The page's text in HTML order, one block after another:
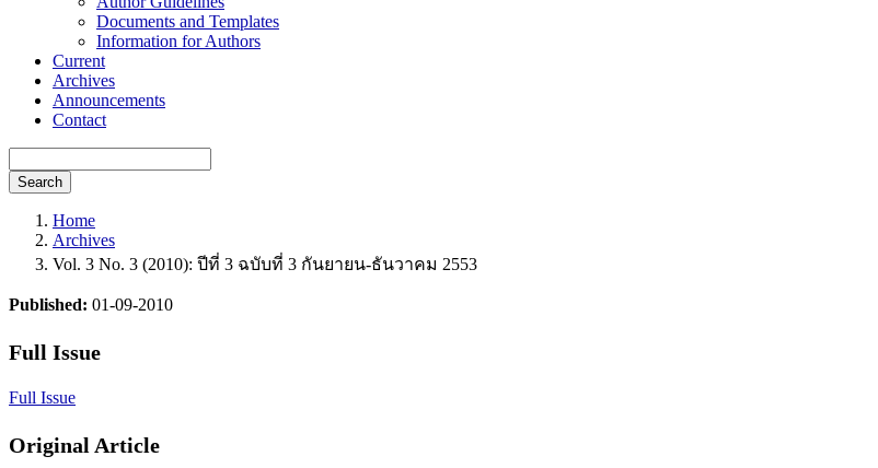
Documents and Templates
Information for Authors
Current
Archives
Announcements
Contact
Search
Home
Archives
Vol. 3 No. 3 (2010): ปีที่ 3 ฉบับที่ 3 กันยายน-ธันวาคม 2553
Published: 01-09-2010
Full Issue
Full Issue
Original Article